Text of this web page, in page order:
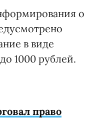
о
в виде
1000 рублей.
право